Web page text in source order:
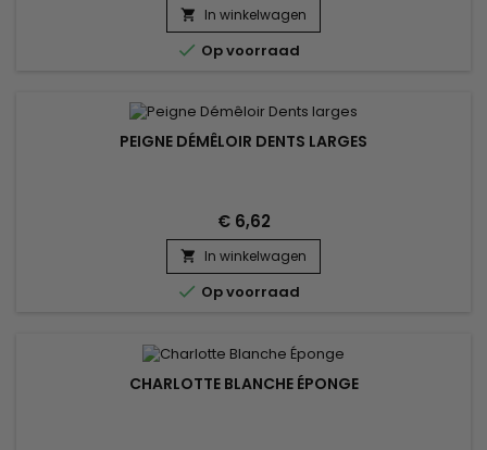
 In winkelwagen
 Op voorraad
PEIGNE DÉMÊLOIR DENTS LARGES
€ 6,62
 In winkelwagen
 Op voorraad
CHARLOTTE BLANCHE ÉPONGE